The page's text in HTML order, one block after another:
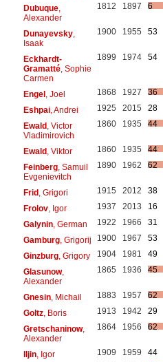
Dubuque,
Alexander
1812 1897 6
Dunayevsky,
Isaak
1900 1955 53
Eckhardt-
Gramatté, Sophie
Carmen
1899 1974 54
Engel, Joel 1868 1927
36
Eshpai, Andrei 1925 2015
28
Ewald, Victor
Vladimirovich
1860 1935 44
Ewald, Viktor 1860 1935
44
Feinberg, Samuil
Evgenievitch
1890 1962 62
Frid, Grigori 1915 2012
38
Frolov, Igor 1937 2013
16
Galynin, German 1922 1966
31
Gamburg, Grigorij 1900 1967
53
Ginzburg, Grigory 1904 1981
49
Glasunow,
Alexander
1865 1936 45
Gnesin, Michail 1883 1957
62
Goltz, Boris 1913 1942
29
Gretschaninow,
Alexander
1864 1956 62
Iljin, Igor 1909 1959
44